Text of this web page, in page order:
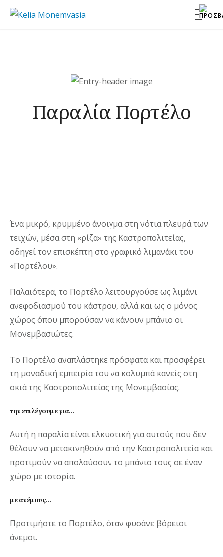
Skip
Παραλία Πορτέλο
Ένα μικρό, κρυμμένο άνοιγμα στη νότια πλευρά των
τειχών, μέσα στη «ρίζα» της Καστροπολιτείας,
οδηγεί τον επισκέπτη στο γραφικό λιμανάκι του
«Πορτέλου».
Παλαιότερα, το Πορτέλο λειτουργούσε ως λιμάνι
ανεφοδιασμού του κάστρου, αλλά και ως ο μόνος
χώρος όπου μπορούσαν να κάνουν μπάνιο οι
Μονεμβασιώτες.
Το Πορτέλο αναπλάστηκε πρόσφατα και προσφέρει
τη μοναδική εμπειρία του να κολυμπά κανείς στη
σκιά της Καστροπολιτείας της Μονεμβασίας.
την επιλέγουμε για…
Αυτή η παραλία είναι ελκυστική για αυτούς που δεν
θέλουν να μετακινηθούν από την Καστροπολιτεία και
προτιμούν να απολαύσουν το μπάνιο τους σε έναν
χώρο με ιστορία.
με ανέμους…
Προτιμήστε το Πορτέλο, όταν φυσάνε βόρειοι
άνεμοι.